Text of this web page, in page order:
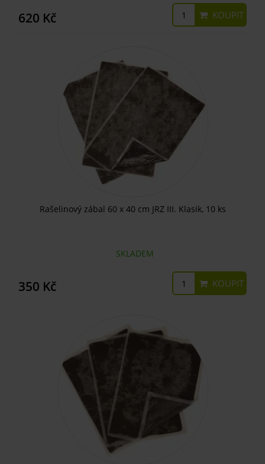
620 Kč KOUPIT
Rašelinový zábal 60 x 40 cm JRZ III. Klasik, 10 ks
SKLADEM
350 Kč KOUPIT